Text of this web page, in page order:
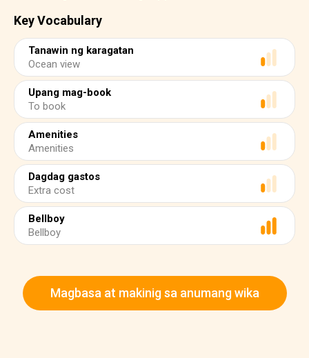
Key Vocabulary
Tanawin ng karagatan
Ocean view
Upang mag-book
To book
Amenities
Amenities
Dagdag gastos
Extra cost
Bellboy
Bellboy
Magbasa at makinig sa anumang wika